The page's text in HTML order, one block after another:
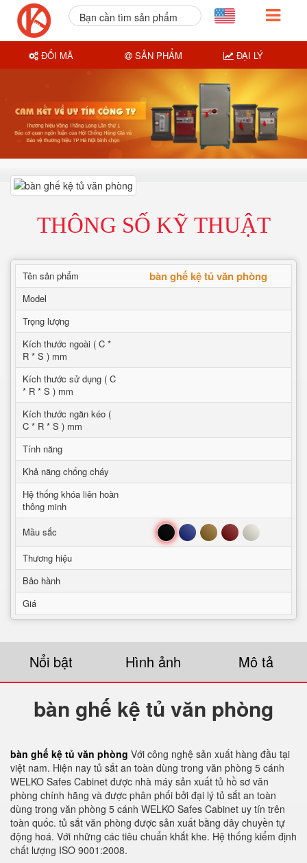
THÔNG SỐ KỸ THUẬT
Tên sản phẩm bàn ghế kệ tủ văn phòng
Model
Trọng lượng
Kích thước ngoài ( C *
R * S ) mm
Kích thước sử dụng ( C
* R * S ) mm
Kích thước ngăn kéo (
C * R * S ) mm
Tính năng
Khả năng chống cháy
Hệ thống khóa liên hoàn
thông minh
Mầu sắc
Đen Xanh Nâu Đỏ Trắng
Thương hiệu
Bảo hành
Giá
Nổi bật Hình ảnh Mô tả
bàn ghế kệ tủ văn phòng
bàn ghế kệ tủ văn phòng Với công nghệ sản xuất hàng đầu tại
việt nam. Hiện nay tủ sắt an toàn dùng trong văn phòng 5 cánh
WELKO Safes Cabinet được nhà máy sản xuất tủ hồ sơ văn
phòng chính hãng và được phân phối bởi đại lý tủ sắt an toàn
dùng trong văn phòng 5 cánh WELKO Safes Cabinet uy tín trên
toàn quốc. tủ sắt văn phòng được sản xuất bằng dây chuyền tự
động hoá. Với những các tiêu chuẩn khắt khe. Hệ thống kiểm định
chất lượng ISO 9001:2008.
Bạn cần tìm sản phẩm
ĐỔI MÃ SẢN PHẨM ĐẠI LÝ